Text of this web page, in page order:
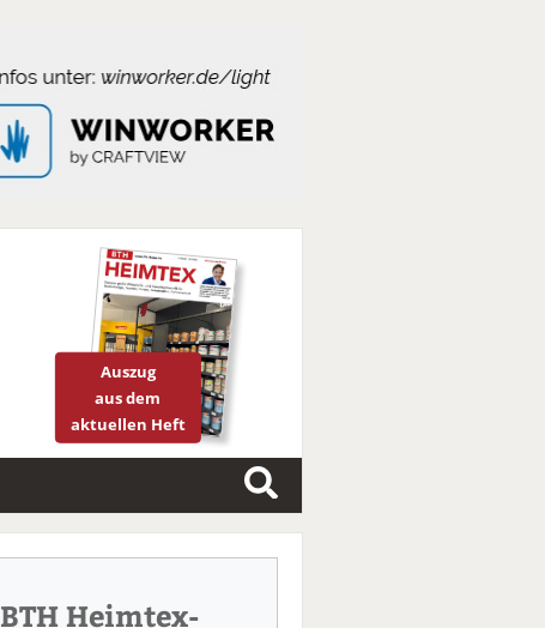
Auszug
aus dem
aktuellen Heft
S
u
c
BTH Heimtex-